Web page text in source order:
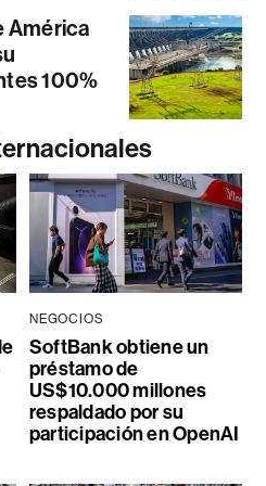
América
100%
NEGOCIOS
SoftBank obtiene un
préstamo de
US$10.000 millones
respaldado por su
participación en OpenAI